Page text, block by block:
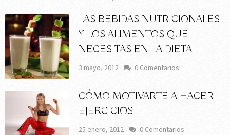
LAS BEBIDAS NUTRICIONALES
Y LOS ALIMENTOS QUE
NECESITAS EN LA DIETA
3 mayo, 2012 0 Comentarios
CÓMO MOTIVARTE A HACER
EJERCICIOS
25 enero, 2012 0 Comentarios